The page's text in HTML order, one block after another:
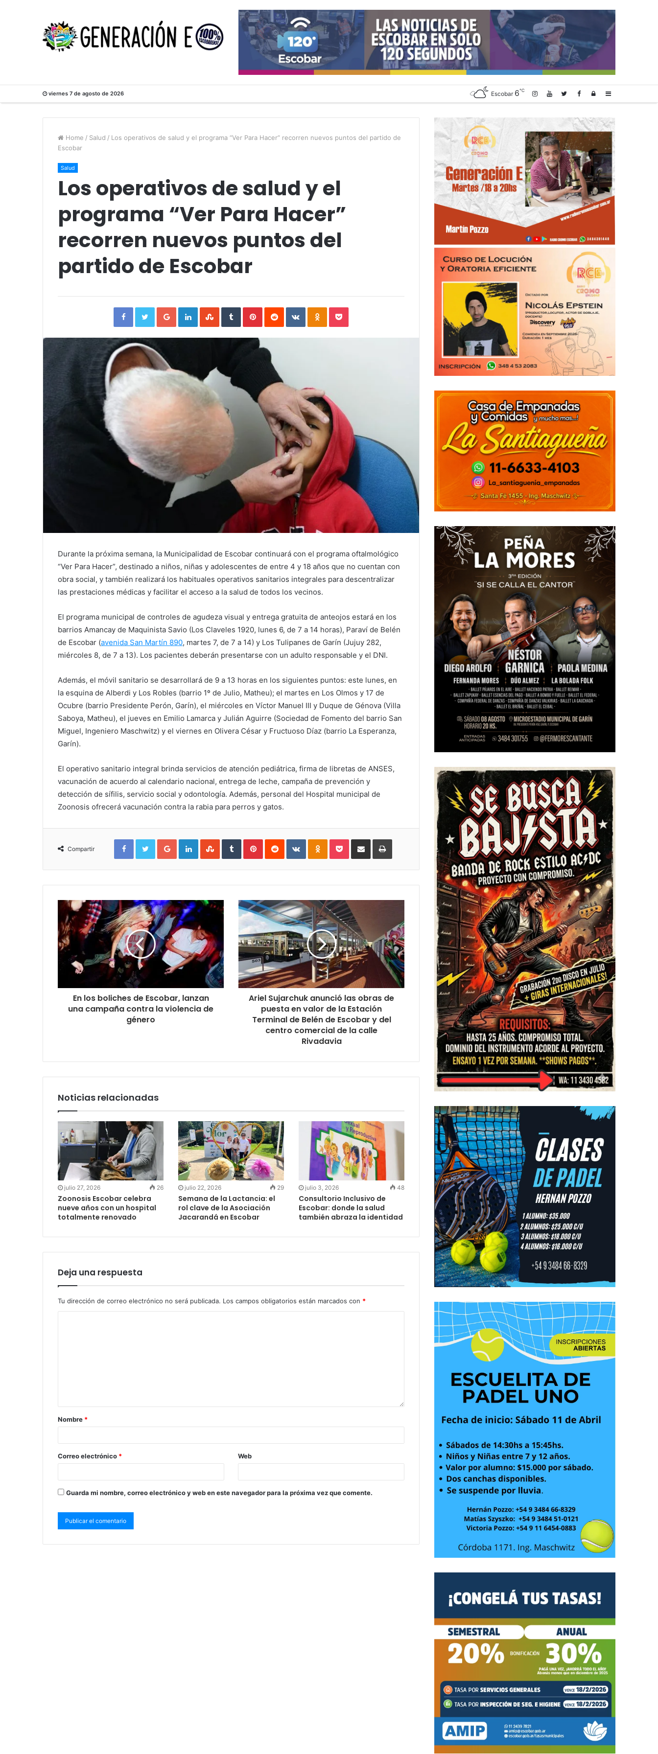
viernes 7 de agosto de 2026 Sidebar
Log
Escobar 6℃
Home / Salud / Los operativos de salud y el programa “Ver Para Hacer” recorren nuevos puntos del partido de
Escobar
Salud
Los operativos de salud y el
programa “Ver Para Hacer”
recorren nuevos puntos del
partido de Escobar
FacebookTwitterGoogle+LinkedInStumbleUpon
TumblrPinterestReddit VKontakteOdnoklassniki
Pocket
Durante la próxima semana, la Municipalidad de Escobar continuará con el programa oftalmológico
“Ver Para Hacer”, destinado a niños, niñas y adolescentes de entre 4 y 18 años que no cuentan con
obra social, y también realizará los habituales operativos sanitarios integrales para descentralizar
las prestaciones médicas y facilitar el acceso a la salud de todos los vecinos.
El programa municipal de controles de agudeza visual y entrega gratuita de anteojos estará en los
barrios Amancay de Maquinista Savio (Los Claveles 1920, lunes 6, de 7 a 14 horas), Paraví de Belén
de Escobar (avenida San Martín 890, martes 7, de 7 a 14) y Los Tulipanes de Garín (Jujuy 282,
miércoles 8, de 7 a 13). Los pacientes deberán presentarse con un adulto responsable y el DNI.
Además, el móvil sanitario se desarrollará de 9 a 13 horas en los siguientes puntos: este lunes, en
la esquina de Alberdi y Los Robles (barrio 1º de Julio, Matheu); el martes en Los Olmos y 17 de
Ocubre (barrio Presidente Perón, Garín), el miércoles en Víctor Manuel III y Duque de Génova (Villa
Saboya, Matheu), el jueves en Emilio Lamarca y Julián Aguirre (Sociedad de Fomento del barrio San
Miguel, Ingeniero Maschwitz) y el viernes en Olivera César y Fructuoso Díaz (barrio La Esperanza,
Garín).
El operativo sanitario integral brinda servicios de atención pediátrica, firma de libretas de ANSES,
vacunación de acuerdo al calendario nacional, entrega de leche, campaña de prevención y
detección de sífilis, servicio social y odontología. Además, personal del Hospital municipal de
Zoonosis ofrecerá vacunación contra la rabia para perros y gatos.
Compartir
FacebookTwitterGoogle+LinkedInStumbleUpon
TumblrPinterestReddit VKontakteOdnoklassniki
PocketShare
Email
Print
En los boliches de Escobar, lanzan
una campaña contra la violencia de
género
Ariel Sujarchuk anunció las obras de
puesta en valor de la Estación
Terminal de Belén de Escobar y del
centro comercial de la calle
Rivadavia
Noticias relacionadas
julio 27, 2026 26
Zoonosis Escobar celebra
nueve años con un hospital
totalmente renovado
julio 22, 2026 29
Semana de la Lactancia: el
rol clave de la Asociación
Jacarandá en Escobar
julio 3, 2026 48
Consultorio Inclusivo de
Escobar: donde la salud
también abraza la identidad
Deja una respuesta
Tu dirección de correo electrónico no será publicada. Los campos obligatorios están marcados con *
Nombre *
Correo electrónico * Web
Guarda mi nombre, correo electrónico y web en este navegador para la próxima vez que comente.